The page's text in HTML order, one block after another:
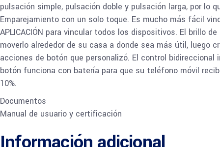
pulsación simple, pulsación doble y pulsación larga, por
Emparejamiento con un solo toque. Es mucho más fácil
APLICACIÓN para vincular todos los dispositivos. El brillo
moverlo alrededor de su casa a donde sea más útil,
acciones de botón que personalizó. El control
botón funciona con batería para que su teléfono móvil
10%.
Documentos
Manual de usuario y certificación